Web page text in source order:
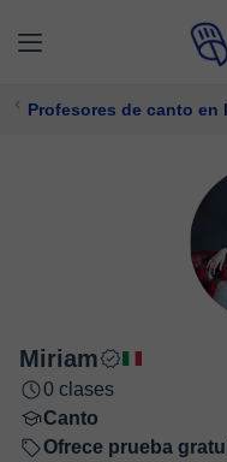
Profesores de canto en
Miriam
0 clases
Canto
Ofrece prueba